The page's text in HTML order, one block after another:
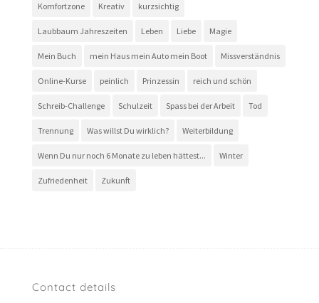
Komfortzone Kreativ kurzsichtig
Laubbaum Jahreszeiten Leben Liebe Magie
Mein Buch mein Haus mein Auto mein Boot Missverständnis
Online-Kurse peinlich Prinzessin reich und schön
Schreib-Challenge Schulzeit Spass bei der Arbeit Tod
Trennung Was willst Du wirklich? Weiterbildung
Wenn Du nur noch 6 Monate zu leben hättest... Winter
Zufriedenheit Zukunft
Contact details